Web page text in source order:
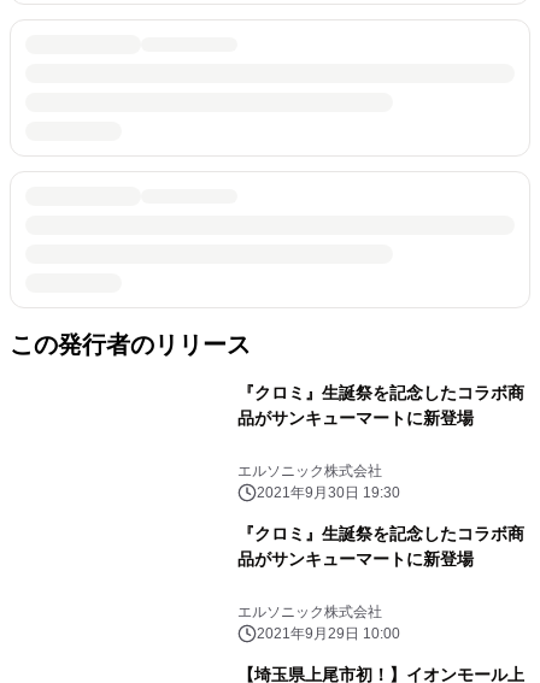
この発行者のリリース
『クロミ』生誕祭を記念したコラボ商
品がサンキューマートに新登場
エルソニック株式会社
2021年9月30日 19:30
『クロミ』生誕祭を記念したコラボ商
品がサンキューマートに新登場
エルソニック株式会社
2021年9月29日 10:00
【埼玉県上尾市初！】イオンモール上